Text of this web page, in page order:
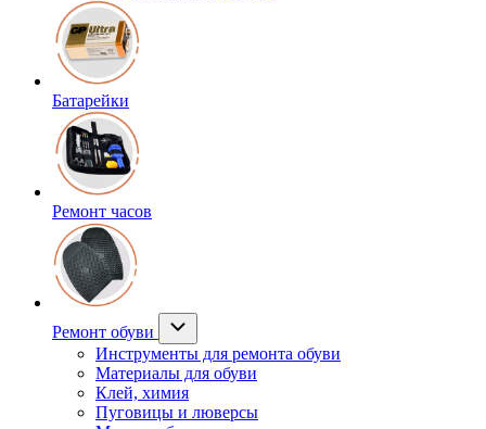
Батарейки
Ремонт часов
Ремонт обуви
Инструменты для ремонта обуви
Материалы для обуви
Клей, химия
Пуговицы и люверсы